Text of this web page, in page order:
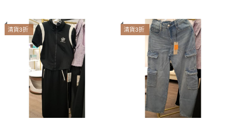
清貨3折 清貨3折